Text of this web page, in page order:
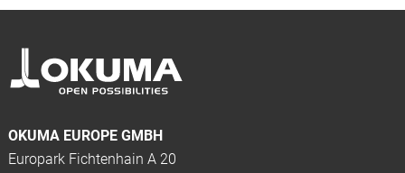
OKUMA EUROPE GMBH
Europark Fichtenhain A 20